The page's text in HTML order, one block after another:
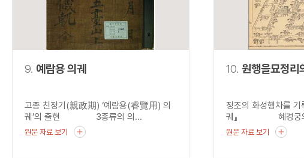
9. 예람용 의궤
고종 친정기(親政期) ‘예람용(睿覽用) 의
궤’의 출현 3종류의 의...
원문 자료 보기
10. 원행을묘정리
정조의 화성행차를 기
궤』 혜경궁의
원문 자료 보기